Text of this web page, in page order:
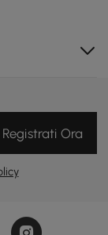
riunioni o
Registrati Ora